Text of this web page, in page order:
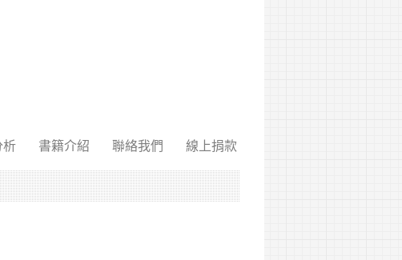
析 書籍介紹 聯絡我們 線上捐款